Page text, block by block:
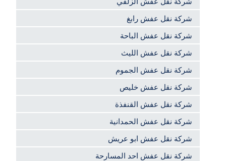
شركة نقل عفش رابغ
شركة نقل عفش الباحة
شركة نقل عفش الليث
شركة نقل عفش الجموم
شركة نقل عفش خليص
شركة نقل عفش القنفذة
شركة نقل عفش الحمدانية
شركة نقل عفش ابو عريش
شركة نقل عفش احد المسارحة